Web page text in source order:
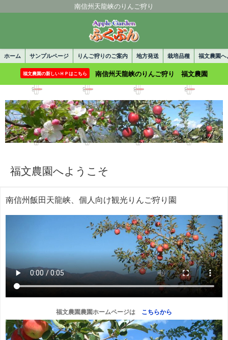
南信州天龍峡のりんご狩り
ホーム サンプルページ りんご狩りのご案内 地方発送 栽培品種 福文農園へ
福文農園の新しいＨＰはこちら 南信州天龍峡のりんご狩り 福文農園
福文農園へようこそ
南信州飯田天龍峡、個人向け観光りんご狩り園
福文農園農園ホームページは こちらから